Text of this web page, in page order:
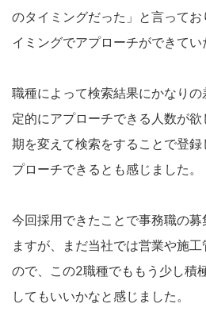
のタイミングだった」と言って
イミングでアプローチができてい
職種によって検索結果にかなり
定的にアプローチできる人数が
期を変えて検索をすることで登
プローチできるとも感じました。
今回採用できたことで事務職の
ますが、まだ当社では営業や施
ので、この2職種でももう少し積
してもいいかなと感じました。